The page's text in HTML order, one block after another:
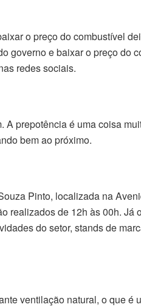
o preço do combustível
governo e baixar o preço do
redes sociais.
prepotência é uma coisa
bem ao próximo.
Pinto, localizada na
realizados de 12h às 00h.
do setor, stands de
ventilação natural, o que